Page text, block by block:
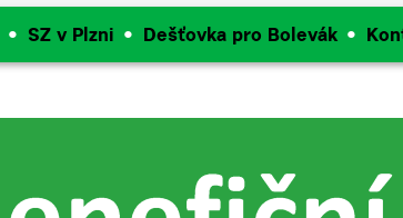
SZ v Plzni Dešťovka pro Bolevák